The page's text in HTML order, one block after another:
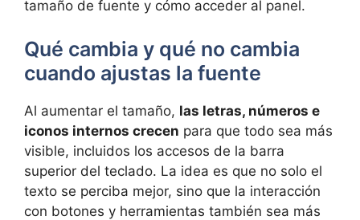
tamaño de fuente y cómo acceder al panel.
Qué cambia y qué no cambia
cuando ajustas la fuente
Al aumentar el tamaño, las letras, números e
iconos internos crecen para que todo sea más
visible, incluidos los accesos de la barra
superior del teclado. La idea es que no solo el
texto se perciba mejor, sino que la interacción
con botones y herramientas también sea más